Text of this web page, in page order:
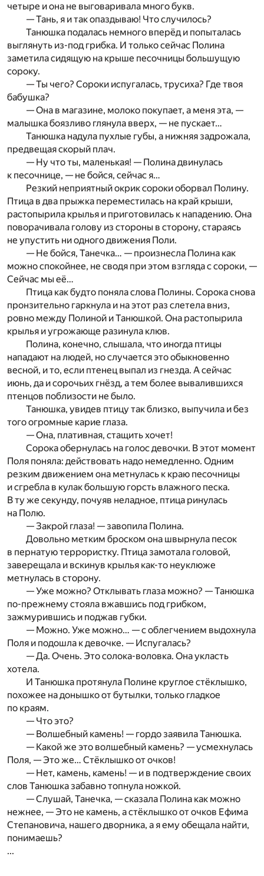
четыре и она не выговаривала много букв.
— Тань, я и так опаздываю! Что случилось?
Танюшка подалась немного вперёд и попыталась
выглянуть из-под грибка. И только сейчас Полина
заметила сидящую на крыше песочницы большущую
сороку.
— Ты чего? Сороки испугалась, трусиха? Где твоя
бабушка?
— Она в магазине, молоко покупает, а меня эта, —
малышка боязливо глянула вверх, — не пускает…
Танюшка надула пухлые губы, а нижняя задрожала,
предвещая скорый плач.
— Ну что ты, маленькая! — Полина двинулась
к песочнице, — не бойся, сейчас я…
Резкий неприятный окрик сороки оборвал Полину.
Птица в два прыжка переместилась на край крыши,
растопырила крылья и приготовилась к нападению. Она
поворачивала голову из стороны в сторону, стараясь
не упустить ни одного движения Поли.
— Не бойся, Танечка… — произнесла Полина как
можно спокойнее, не сводя при этом взгляда с сороки, —
Сейчас мы её…
Птица как будто поняла слова Полины. Сорока снова
пронзительно гаркнула и на этот раз слетела вниз,
ровно между Полиной и Танюшкой. Она растопырила
крылья и угрожающе разинула клюв.
Полина, конечно, слышала, что иногда птицы
нападают на людей, но случается это обыкновенно
весной, и то, если птенец выпал из гнезда. А сейчас
июнь, да и сорочьих гнёзд, а тем более вывалившихся
птенцов поблизости не было.
Танюшка, увидев птицу так близко, выпучила и без
того огромные карие глаза.
— Она, плативная, стащить хочет!
Сорока обернулась на голос девочки. В этот момент
Поля поняла: действовать надо немедленно. Одним
резким движением она метнулась к краю песочницы
и сгребла в кулак большую горсть влажного песка.
В ту же секунду, почуяв неладное, птица ринулась
на Полю.
— Закрой глаза! — завопила Полина.
Довольно метким броском она швырнула песок
в пернатую террористку. Птица замотала головой,
заверещала и вскинув крылья как-то неуклюже
метнулась в сторону.
— Уже можно? Отклывать глаза можно? — Танюшка
по-прежнему стояла вжавшись под грибком,
зажмурившись и поджав губки.
— Можно. Уже можно… — с облегчением выдохнула
Поля и подошла к девочке. — Испугалась?
— Да. Очень. Это солока-воловка. Она укласть
хотела.
И Танюшка протянула Полине круглое стёклышко,
похожее на донышко от бутылки, только гладкое
по краям.
— Что это?
— Волшебный камень! — гордо заявила Танюшка.
— Какой же это волшебный камень? — усмехнулась
Поля, — Это же… Стёклышко от очков!
— Нет, камень, камень! — и в подтверждение своих
слов Танюшка забавно топнула ножкой.
— Слушай, Танечка, — сказала Полина как можно
нежнее, — Это не камень, а стёклышко от очков Ефима
Степановича, нашего дворника, а я ему обещала найти,
понимаешь?
...